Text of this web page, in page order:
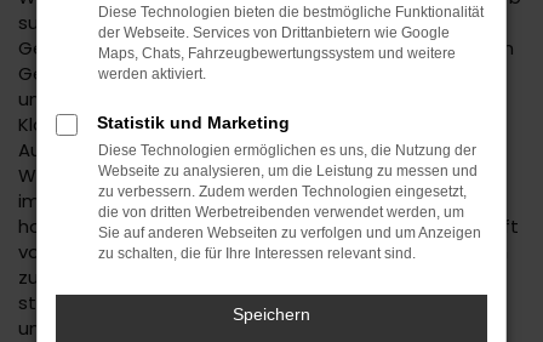
suchen, empfehlen wir Ihnen einen Seat Ateca
Gebrauchtwagen. Dieses Modell hat in jeder bisherigen
Generation seine Langlebigkeit unter Beweis gestellt
und befindet sich längst auf dem Weg zu einem
Klassiker. Kennzeichnend ist das hohe
Ausstattungslevel sowie die Effizienz der Motoren.
Wenn Sie Ihren Seat Ateca Gebrauchtwagen für Horb
im Autohaus Daub kaufen, profitieren Sie von unseren
hohen Qualitätsmaßstäben. Jedes Fahrzeug unterläuft
vor dem Verkauf eine Fülle an Tests. Wir sind erst dann
zufrieden, wenn keinerlei Mängel mehr existieren und
stellen dies durch die hohe Kompetenz und Erfahrung
unserer Kfz-Meisterwerkstatt sicher.
Diese Technologien bieten die bestmögliche Funktionalität
der Webseite. Services von Drittanbietern wie Google
Maps, Chats, Fahrzeugbewertungssystem und weitere
werden aktiviert.
Statistik und Marketing
Diese Technologien ermöglichen es uns, die Nutzung der
Webseite zu analysieren, um die Leistung zu messen und
zu verbessern. Zudem werden Technologien eingesetzt,
die von dritten Werbetreibenden verwendet werden, um
Sie auf anderen Webseiten zu verfolgen und um Anzeigen
zu schalten, die für Ihre Interessen relevant sind.
Speichern